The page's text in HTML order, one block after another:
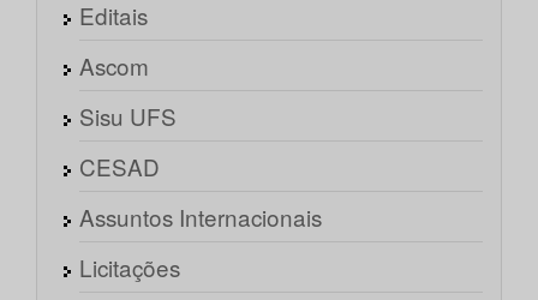
Editais
Ascom
Sisu UFS
CESAD
Assuntos Internacionais
Licitações